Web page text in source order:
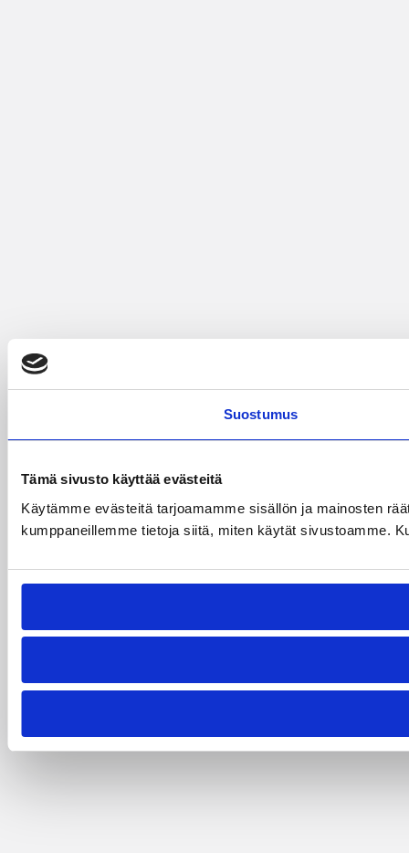
Suostumus
Tämä sivusto käyttää evästeitä
Käytämme evästeitä tarjoamamme sisällön ja mainosten
kumppaneillemme tietoja siitä, miten käytät sivustoamme.